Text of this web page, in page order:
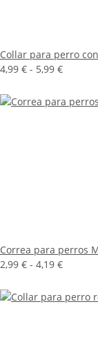
Collar para perro
4,99 € - 5,99 €
Correa para perros
2,99 € - 4,19 €